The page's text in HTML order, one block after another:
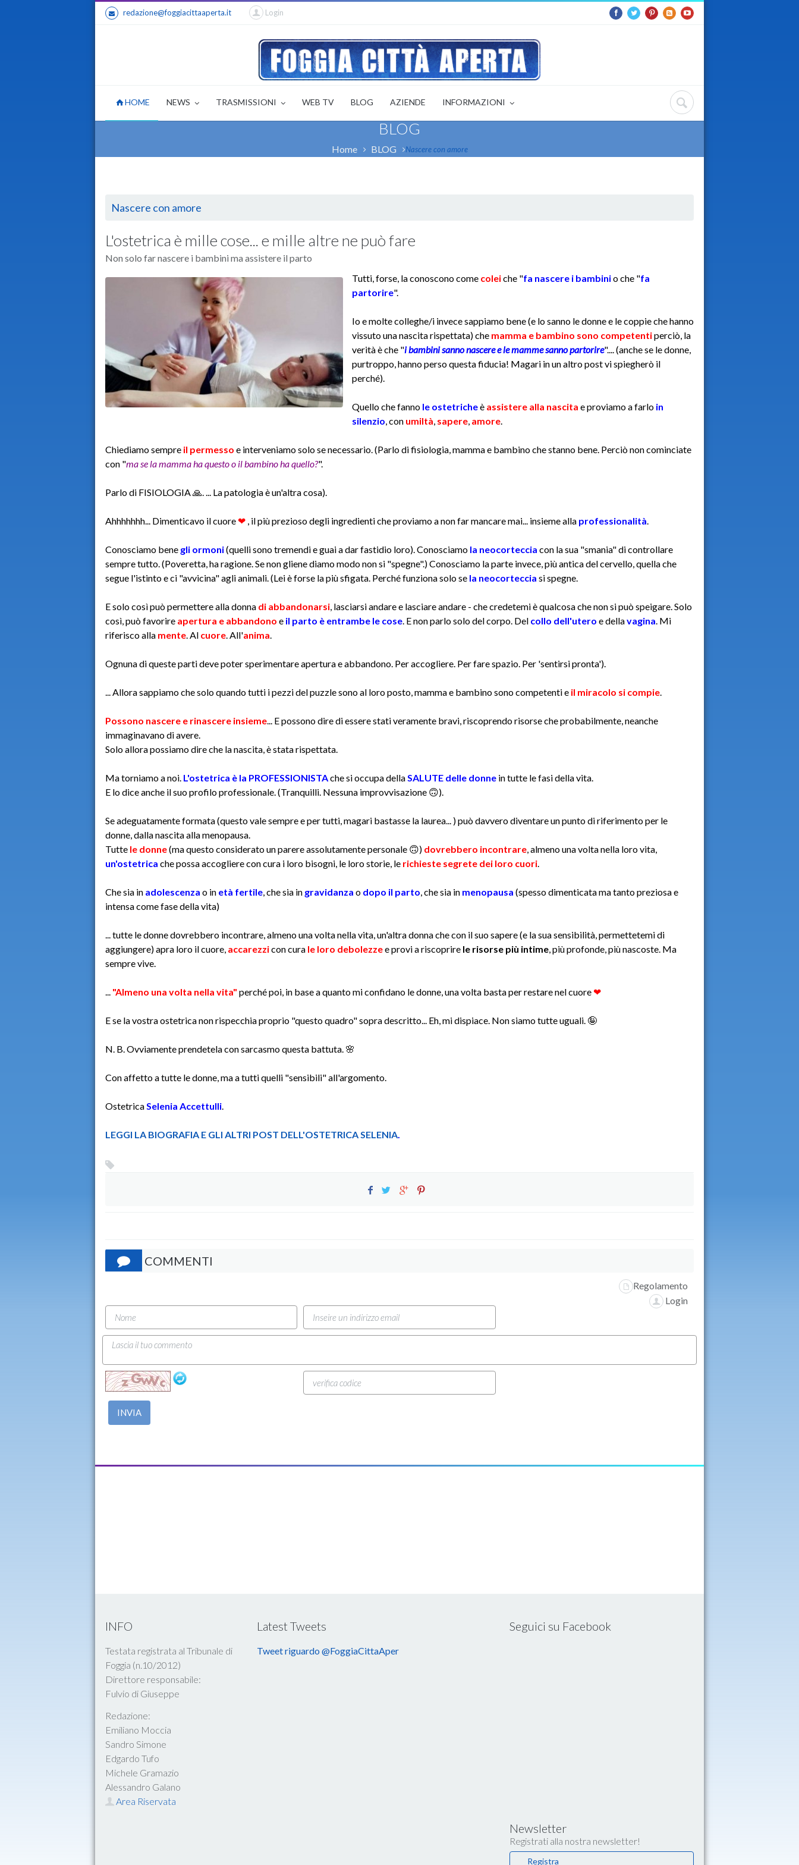
redazione@foggiacittaaperta.it Login
HOME NEWS TRASMISSIONI WEB TV BLOG AZIENDE INFORMAZIONI
BLOG
Home BLOG Nascere con amore
Nascere con amore
L'ostetrica è mille cose... e mille altre ne può fare
Non solo far nascere i bambini ma assistere il parto
Tutti, forse, la conoscono come coleiche "fa nascere i bambinio che "fa
partorire".
Io e molte colleghe/i invece sappiamo bene (e lo sanno le donne e le coppie che hanno
vissuto una nascita rispettata) che mamma e bambino sono competentiperciò, la
verità è che "i bambini sanno nascere e le mamme sanno partorire".... (anche se le donne,
purtroppo, hanno perso questa fiducia! Magari in un altro post vi spiegherò il
perché).
Quello che fanno le ostetricheè assistere alla nascita e proviamo a farlo in
silenzio, con umiltà, sapere, amore.
Chiediamo sempre il permesso e interveniamo solo se necessario. (Parlo di fisiologia, mamma e bambino che stanno bene. Perciò non cominciate
con "ma se la mamma ha questo o il bambino ha quello?".
Parlo di FISIOLOGIA 🙏. ... La patologia è un'altra cosa).
Ahhhhhhh... Dimenticavo il cuore ❤ , il più prezioso degli ingredienti che proviamo a non far mancare mai... insieme alla professionalità.
Conosciamo bene gli ormoni(quelli sono tremendi e guai a dar fastidio loro). Conosciamo la neocorteccia con la sua "smania" di controllare
sempre tutto. (Poveretta, ha ragione. Se non gliene diamo modo non si "spegne".) Conosciamo la parte invece, più antica del cervello, quella che
segue l'istinto e ci "avvicina" agli animali. (Lei è forse la più sfigata. Perché funziona solo se la neocorteccia si spegne.
E solo così può permettere alla donna di abbandonarsi, lasciarsi andare e lasciare andare - che credetemi è qualcosa che non si può speigare. Solo
così, può favorire apertura e abbandono e il parto è entrambe le cose. E non parlo solo del corpo. Del collo dell'utero e dellavagina. Mi
riferisco alla mente. Al cuore. All'anima.
Ognuna di queste parti deve poter sperimentare apertura e abbandono. Per accogliere. Per fare spazio. Per 'sentirsi pronta').
... Allora sappiamo che solo quando tutti i pezzi del puzzle sono al loro posto, mamma e bambino sono competenti e il miracolo si compie.
Possono nascere e rinascere insieme... E possono dire di essere stati veramente bravi, riscoprendo risorse che probabilmente, neanche
immaginavano di avere.
Solo allora possiamo dire che la nascita, è stata rispettata.
Ma torniamo a noi. L'ostetrica è la PROFESSIONISTAche si occupa dellaSALUTE delle donne in tutte le fasi della vita.
E lo dice anche il suo profilo professionale. (Tranquilli. Nessuna improvvisazione 🙃).
Se adeguatamente formata (questo vale sempre e per tutti, magari bastasse la laurea... ) può davvero diventare un punto di riferimento per le
donne, dalla nascita alla menopausa.
Tutte le donne(ma questo considerato un parere assolutamente personale 🙃) dovrebbero incontrare, almeno una volta nella loro vita,
un'ostetrica che possa accogliere con cura i loro bisogni, le loro storie, le richieste segrete dei loro cuori.
Che sia in adolescenza o in età fertile, che sia in gravidanza o dopo il parto, che sia in menopausa (spesso dimenticata ma tanto preziosa e
intensa come fase della vita)
... tutte le donne dovrebbero incontrare, almeno una volta nella vita, un'altra donna che con il suo sapere (e la sua sensibilità, permettetemi di
aggiungere) apra loro il cuore, accarezzicon cura le loro debolezzee provi a riscoprire le risorse più intime, più profonde, più nascoste. Ma
sempre vive.
... "Almeno una volta nella vita" perché poi, in base a quanto mi confidano le donne, una volta basta per restare nel cuore ❤
E se la vostra ostetrica non rispecchia proprio "questo quadro" sopra descritto... Eh, mi dispiace. Non siamo tutte uguali. 🤪
N. B. Ovviamente prendetela con sarcasmo questa battuta. 🌸
Con affetto a tutte le donne, ma a tutti quelli "sensibili" all'argomento.
OstetricaSelenia Accettulli.
LEGGI LA BIOGRAFIA E GLI ALTRI POST DELL'OSTETRICA SELENIA.
COMMENTI
Regolamento
Login
INVIA
INFO
Testata registrata al Tribunale di
Foggia (n.10/2012)
Direttore responsabile:
Fulvio di Giuseppe
Redazione:
Emiliano Moccia
Sandro Simone
Edgardo Tufo
Michele Gramazio
Alessandro Galano
Area Riservata
Latest Tweets
Tweet riguardo @FoggiaCittaAper
Seguici su Facebook
Newsletter
Registrati alla nostra newsletter!
Registra